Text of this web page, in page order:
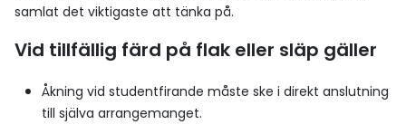
samlat det viktigaste att tänka på.
Vid tillfällig färd på flak eller släp gäller
Åkning vid studentfirande måste ske i direkt anslutning
till själva arrangemanget.